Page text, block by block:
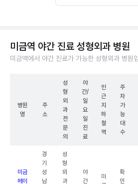
미금역 야간 진료 성형외과 병원
미금역에서 야간 진료가 가능한 성형외과 병원
병원
명
주
소
성
형
외
과
전
문
의
야
간/
일
요
일
진
료
인
근
지
하
철
역
주
차
가
능
대
수
미금
메이
경
기
성
남
성
형
외
과
야
간
미
확
인